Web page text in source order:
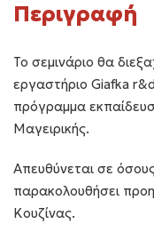
Περιγραφή
Το σεμινάριο θα
εργαστήριο Giafka
πρόγραμμα
Μαγειρικής.
Απευθύνεται σε
παρακολουθήσει
Κουζίνας.